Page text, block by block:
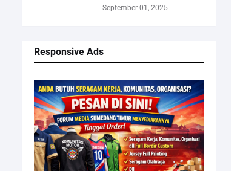
September 01, 2025
Responsive Ads